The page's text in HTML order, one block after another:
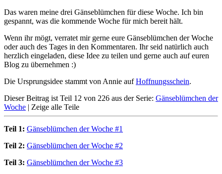
Das waren meine drei Gänseblümchen für diese Woche. Ich bin
gespannt, was die kommende Woche für mich bereit hält.
Wenn ihr mögt, verratet mir gerne eure Gänseblümchen der Woche
oder auch des Tages in den Kommentaren. Ihr seid natürlich auch
herzlich eingeladen, diese Idee zu teilen und gerne auch auf euren
Blog zu übernehmen :)
Die Ursprungsidee stammt von Annie aufHoffnungsschein.
Dieser Beitrag ist Teil 12 von 226 aus der Serie: Gänseblümchen der
Woche | Zeige alle Teile
Teil 1: Gänseblümchen der Woche #1
Teil 2: Gänseblümchen der Woche #2
Teil 3: Gänseblümchen der Woche #3